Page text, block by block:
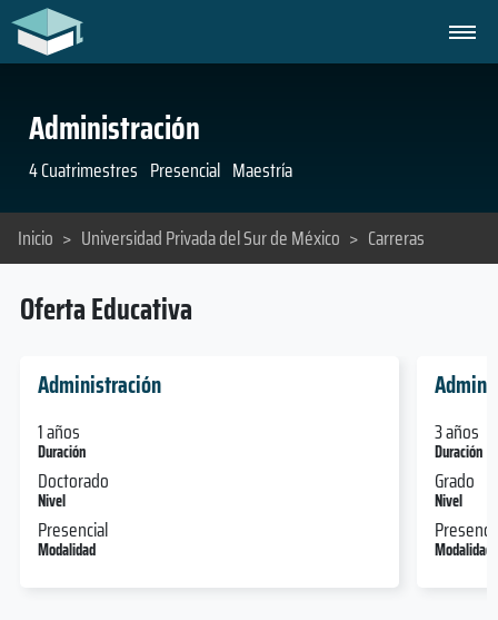
Administración
4 Cuatrimestres Presencial Maestría
Inicio > Universidad Privada del Sur de México > Carreras
Oferta Educativa
Administración
1 años
Duración
Doctorado
Nivel
Presencial
Modalidad
3 años
Duración
Grado
Nivel
Modalidad